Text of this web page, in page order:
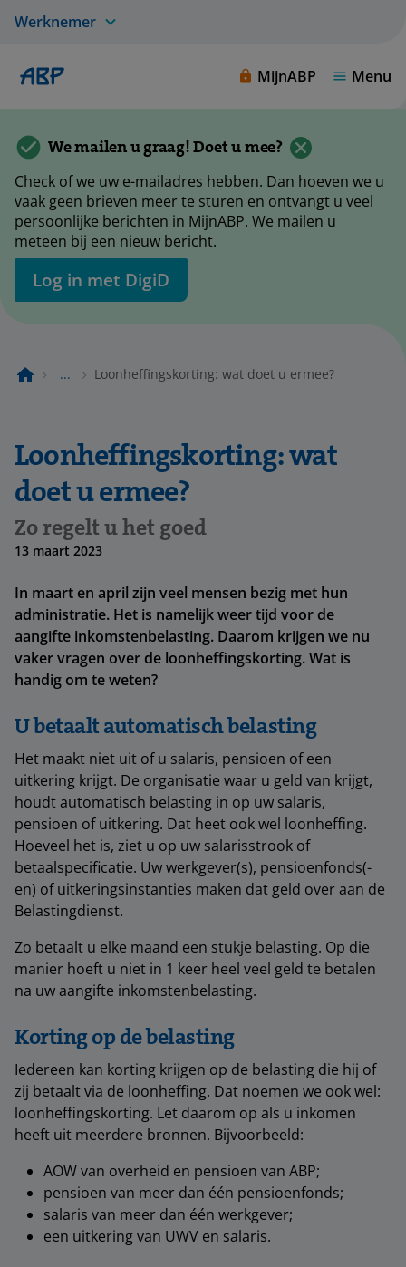
Werknemer
MijnABP Menu
We mailen u graag! Doet u mee?
Check of we uw e-mailadres hebben. Dan hoeven we u
vaak geen brieven meer te sturen en ontvangt u veel
persoonlijke berichten in MijnABP. We mailen u
meteen bij een nieuw bericht.
Log in met DigiD
... Loonheffingskorting: wat doet u ermee?
Loonheffingskorting: wat
doet u ermee?
Zo regelt u het goed
13 maart 2023
In maart en april zijn veel mensen bezig met hun
administratie. Het is namelijk weer tijd voor de
aangifte inkomstenbelasting. Daarom krijgen we nu
vaker vragen over de loonheffingskorting. Wat is
handig om te weten?
U betaalt automatisch belasting
Het maakt niet uit of u salaris, pensioen of een
uitkering krijgt. De organisatie waar u geld van krijgt,
houdt automatisch belasting in op uw salaris,
pensioen of uitkering. Dat heet ook wel loonheffing.
Hoeveel het is, ziet u op uw salarisstrook of
betaalspecificatie. Uw werkgever(s), pensioenfonds(-
en) of uitkeringsinstanties maken dat geld over aan de
Belastingdienst.
Zo betaalt u elke maand een stukje belasting. Op die
manier hoeft u niet in 1 keer heel veel geld te betalen
na uw aangifte inkomstenbelasting.
Korting op de belasting
Iedereen kan korting krijgen op de belasting die hij of
zij betaalt via de loonheffing. Dat noemen we ook wel:
loonheffingskorting. Let daarom op als u inkomen
heeft uit meerdere bronnen. Bijvoorbeeld:
AOW van overheid en pensioen van ABP;
pensioen van meer dan één pensioenfonds;
salaris van meer dan één werkgever;
een uitkering van UWV en salaris.